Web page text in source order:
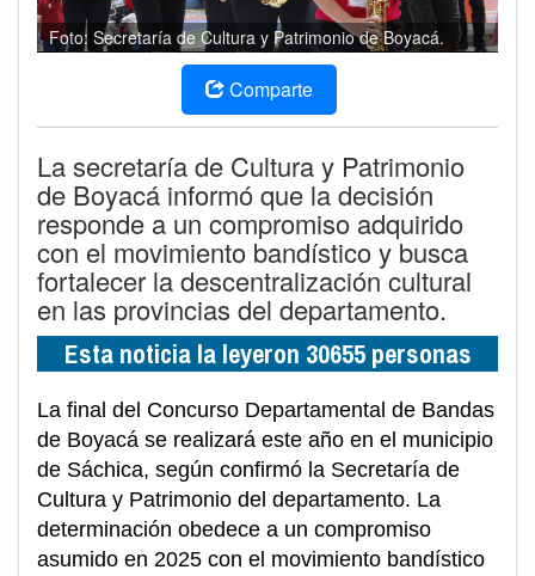
Foto: Secretaría de Cultura y Patrimonio de Boyacá.
Comparte
La secretaría de Cultura y Patrimonio
de Boyacá informó que la decisión
responde a un compromiso adquirido
con el movimiento bandístico y busca
fortalecer la descentralización cultural
en las provincias del departamento.
Esta noticia la leyeron 30655 personas
La final del Concurso Departamental de Bandas
de Boyacá se realizará este año en el municipio
de Sáchica, según confirmó la Secretaría de
Cultura y Patrimonio del departamento. La
determinación obedece a un compromiso
asumido en 2025 con el movimiento bandístico